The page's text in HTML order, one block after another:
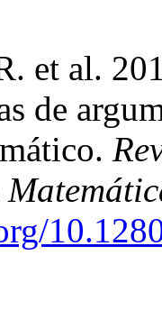
et al.
de